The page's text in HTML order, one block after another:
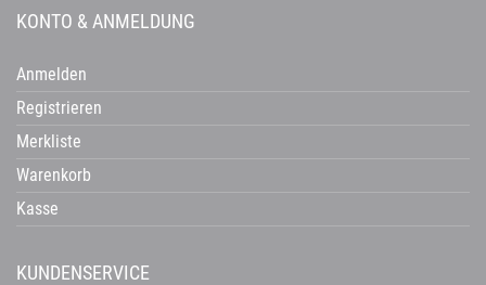
KONTO & ANMELDUNG
Anmelden
Registrieren
Merkliste
Warenkorb
Kasse
KUNDENSERVICE